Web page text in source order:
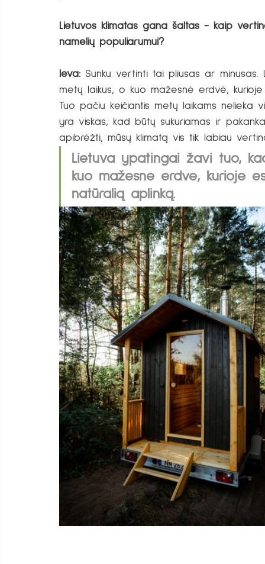
Lietuvos klimatas gana šaltas - kaip
namelių populiarumui?
Ieva: Sunku vertinti tai pliusas ar
metų laikus, o kuo mažesnė erdvė,
Tuo pačiu keičiantis metų laikams
yra viskas, kad būtų sukuriamas ir
apibrėžti, mūsų klimatą vis tik labiau
Lietuva ypatingai žavi tuo,
kuo mažesnė erdvė, kurioje
natūralią aplinką.